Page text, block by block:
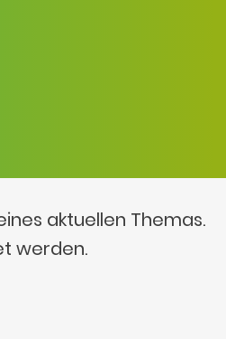
aktuellen Themas.
werden.